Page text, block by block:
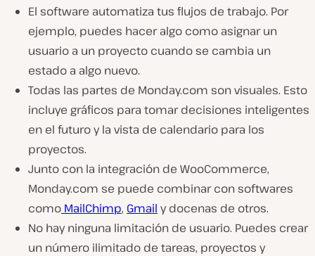
El software automatiza tus flujos de trabajo. Por
ejemplo, puedes hacer algo como asignar un
usuario a un proyecto cuando se cambia un
estado a algo nuevo.
Todas las partes de Monday.com son visuales. Esto
incluye gráficos para tomar decisiones inteligentes
en el futuro y la vista de calendario para los
proyectos.
Junto con la integración de WooCommerce,
Monday.com se puede combinar con softwares
como MailChimp, Gmail y docenas de otros.
No hay ninguna limitación de usuario. Puedes crear
un número ilimitado de tareas, proyectos y